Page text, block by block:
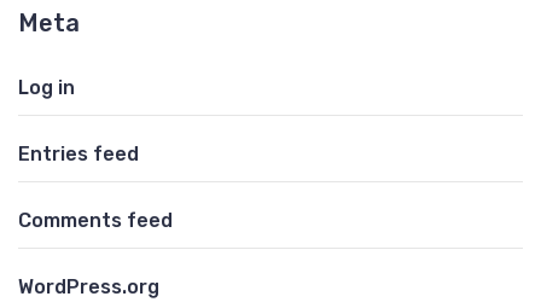
Meta
Log in
Entries feed
Comments feed
WordPress.org